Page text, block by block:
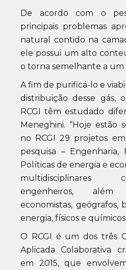
De acordo com o
principais problemas
natural contido na
ele possui um alto
o torna semelhante a um
A fim de purificá-lo e
distribuição desse gás,
RCGI têm estudado
Meneghini. “Hoje estão
no RCGI 29 projetos
pesquisa – Engenharia,
Políticas de energia e
multidisciplinares
engenheiros,
economistas, geógrafos,
energia, físicos e
O RCGI é um dos três
Aplicada Colaborativa
em 2015, que